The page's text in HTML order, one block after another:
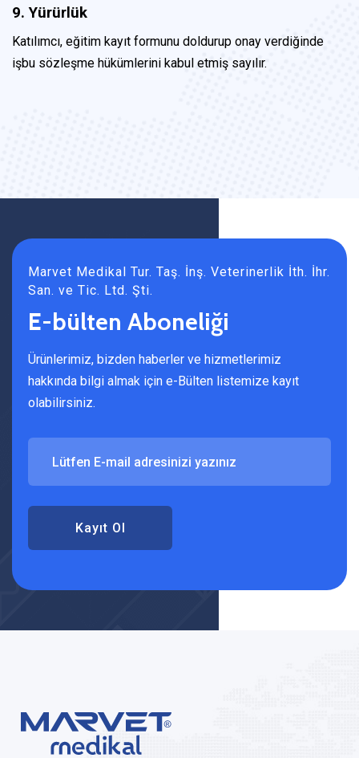
9. Yürürlük
Katılımcı, eğitim kayıt formunu doldurup onay verdiğinde
işbu sözleşme hükümlerini kabul etmiş sayılır.
Marvet Medikal Tur. Taş. İnş. Veterinerlik İth. İhr.
San. ve Tic. Ltd. Şti.
E-bülten Aboneliği
Ürünlerimiz, bizden haberler ve hizmetlerimiz
hakkında bilgi almak için e-Bülten listemize kayıt
olabilirsiniz.
Kayıt Ol